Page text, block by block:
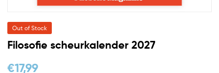
Out of Stock
Filosofie scheurkalender 2027
€17,99